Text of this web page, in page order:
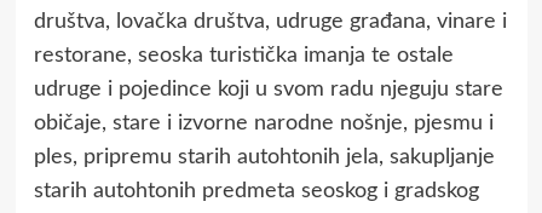
društva, lovačka društva, udruge građana, vinare i
restorane, seoska turistička imanja te ostale
udruge i pojedince koji u svom radu njeguju stare
običaje, stare i izvorne narodne nošnje, pjesmu i
ples, pripremu starih autohtonih jela, sakupljanje
starih autohtonih predmeta seoskog i gradskog